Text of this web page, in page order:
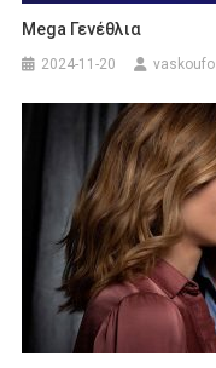
Mega Γενέθλια
2024-11-20 vaskoufo